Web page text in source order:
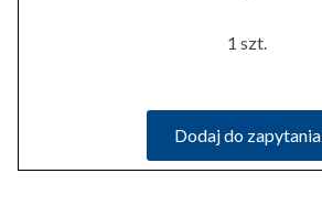
1 szt.
Dodaj do zapytania